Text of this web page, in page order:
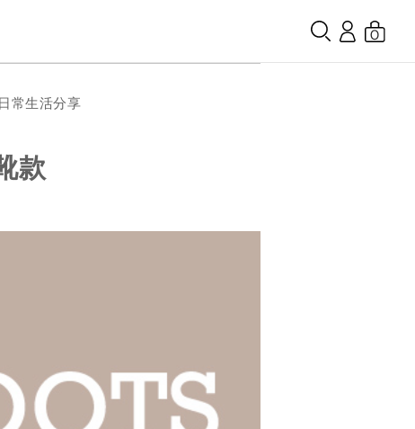
0
常生活分享
款